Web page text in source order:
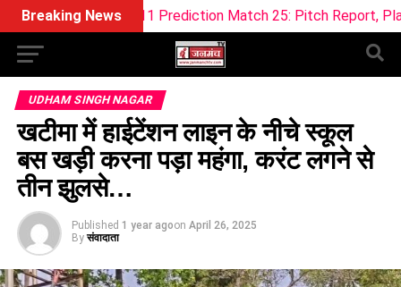
Breaking News
Prediction Match 25: Pitch Report, Playing 11 &
UDHAM SINGH NAGAR
खटीमा में हाईटेंशन लाइन के नीचे स्कूल
बस खड़ी करना पड़ा महंगा, करंट लगने से
तीन झुलसे…
Published 1 year agoon April 26, 2025
By संवादाता